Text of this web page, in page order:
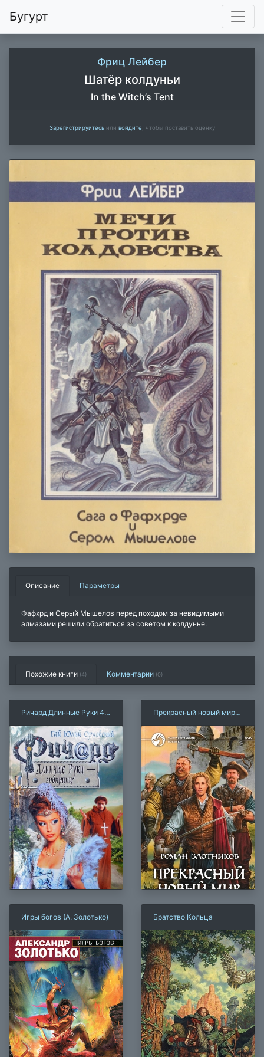
Бугурт
Фриц Лейбер
Шатёр колдуньи
In the Witch’s Tent
Зарегистрируйтесьили войдите , чтобы поставить оценку
Описание Параметры
Фафхрд и Серый Мышелов перед походом за невидимыми
алмазами решили обратиться за советом к колдунье.
Похожие книги (4) Комментарии (0)
Ричард Длинные Руки 41
Прекрасный новый мир
Игры богов (А. Золотько) Братство Кольца